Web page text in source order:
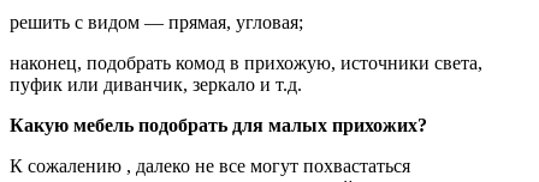
решить с видом — прямая, угловая;
наконец, подобрать комод в прихожую, источники света,
пуфик или диванчик, зеркало и т.д.
Какую мебель подобрать для малых прихожих?
К сожалению , далеко не все могут похвастаться